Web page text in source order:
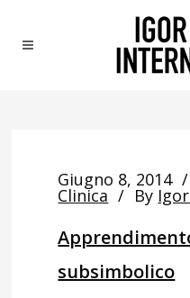
Giugno 8, 2014
Clinica By
subsimbolico